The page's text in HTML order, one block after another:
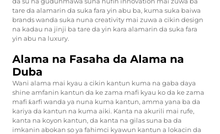
tare da alamarin da suka fara yin abu ba, kuma suka baiwa
brands wanda suka nuna creativity mai zuwa a cikin design
na kadau na jinji ba tare da yin kara alamarin da suka fara
yin abu na luxury.
Alama na Fasaha da Alama na
Duba
Wani alama mai kyau a cikin kantun kuma na gaba daya
shine amfanin kantun da ke zama mafi kyau ko da ke zama
mafi ƙarfi wanda ya nuna kuma kantun, amma yana ba da
kariya da kantun na kuma aiki. Kanta na akurili mai rufe,
kanta na koyon kantun, da kanta na gilas suna ba da
imkanin abokan so ya fahimci kyawun kantun a lokacin da